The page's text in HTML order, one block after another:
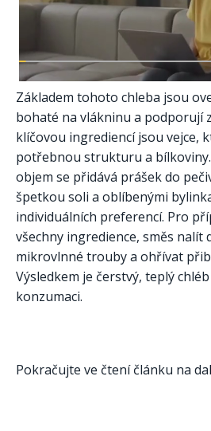
Základem tohoto chleba jsou
bohaté na vlákninu a podporují
klíčovou ingrediencí jsou vejce,
potřebnou strukturu a
objem se přidává prášek do
špetkou soli a oblíbenými
individuálních preferencí. Pro
všechny ingredience, směs nalít
mikrovlnné trouby a ohřívat
Výsledkem je čerstvý, teplý
konzumaci.
Pokračujte ve čtení článku na